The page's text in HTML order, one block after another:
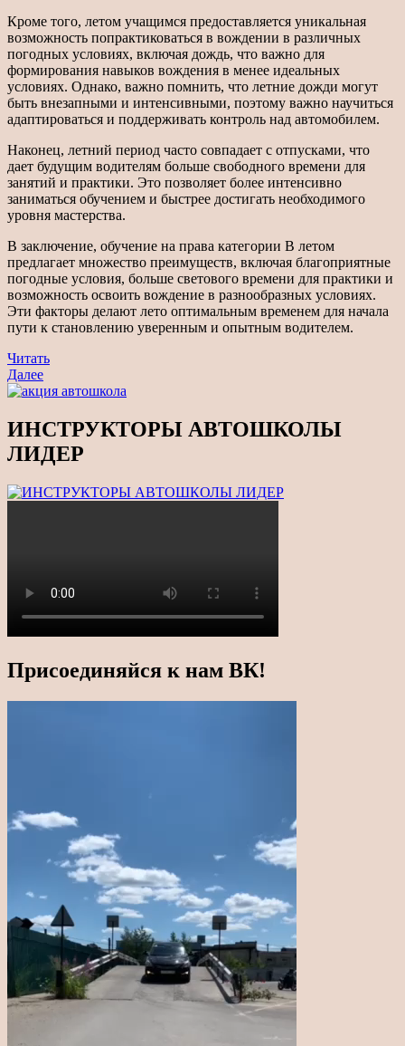
Кроме того, летом учащимся предоставляется уникальная
возможность попрактиковаться в вождении в различных
погодных условиях, включая дождь, что важно для
формирования навыков вождения в менее идеальных
условиях. Однако, важно помнить, что летние дожди могут
быть внезапными и интенсивными, поэтому важно научиться
адаптироваться и поддерживать контроль над автомобилем.
Наконец, летний период часто совпадает с отпусками, что
дает будущим водителям больше свободного времени для
занятий и практики. Это позволяет более интенсивно
заниматься обучением и быстрее достигать необходимого
уровня мастерства.
В заключение, обучение на права категории В летом
предлагает множество преимуществ, включая благоприятные
погодные условия, больше светового времени для практики и
возможность освоить вождение в разнообразных условиях.
Эти факторы делают лето оптимальным временем для начала
пути к становлению уверенным и опытным водителем.
Навигация
по
Предыдущая
новость
Читать
Читать
еще
Далее
ИНСТРУКТОРЫ АВТОШКОЛЫ
ЛИДЕР
Присоединяйся к нам ВК!